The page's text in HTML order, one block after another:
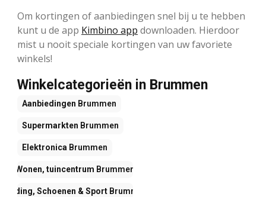
Om kortingen of aanbiedingen snel bij u te hebben
kunt u de app Kimbino app downloaden. Hierdoor
mist u nooit speciale kortingen van uw favoriete
winkels!
Winkelcategorieën in Brummen
Aanbiedingen Brummen
Supermarkten Brummen
Elektronica Brummen
Wonen, tuincentrum Brummen
Kleding, Schoenen & Sport Brummen